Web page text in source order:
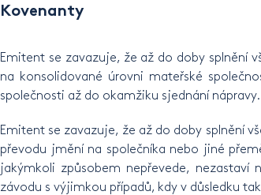
Kovenanty
Emitent se zavazuje, že až do doby splnění
na konsolidované úrovni mateřské
společnosti až do okamžiku sjednání nápravy.
Emitent se zavazuje, že až do doby splnění
převodu jmění na společníka nebo jiné
jakýmkoli způsobem nepřevede,
závodu s výjimkou případů, kdy v důsledku